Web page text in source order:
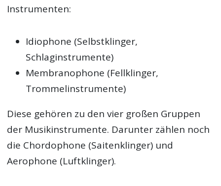
Instrumenten:
Idiophone (Selbstklinger,
Schlaginstrumente)
Membranophone (Fellklinger,
Trommelinstrumente)
Diese gehören zu den vier großen Gruppen
der Musikinstrumente. Darunter zählen noch
die Chordophone (Saitenklinger) und
Aerophone (Luftklinger).